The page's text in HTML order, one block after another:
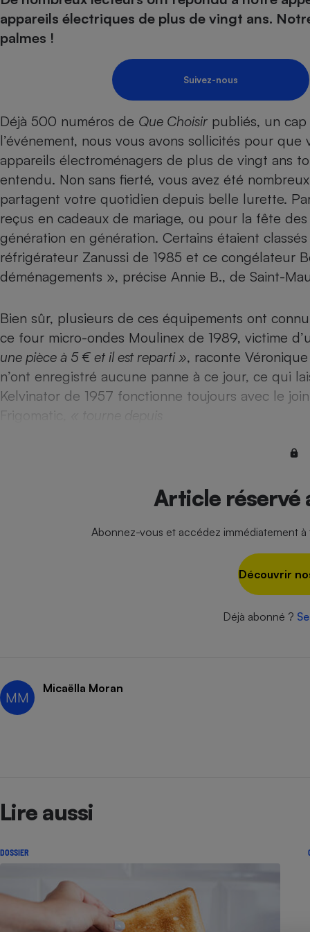
appareils électriques de plus de vingt ans.
palmes !
Suivez-nous
Déjà 500 numéros de Que Choisir ­publiés, un
l’événement, nous vous avons sollicités pour
appareils électroménagers de plus de vingt ans
entendu. Non sans fierté, vous avez été
partagent votre quotidien depuis belle lurette.
reçus en cadeaux de mariage, ou pour la fête
génération en génération. Certains étaient
réfrigérateur Zanussi de 1985 et ce congélateur
déménagements », précise ­Annie B., de Saint-
Bien sûr, plusieurs de ces équipements ont
ce four micro-ondes Moulinex de 1989, victime
une pièce à 5 € et il est reparti », raconte
n’ont enregistré aucune panne à ce jour, ce qui
Kelvinator de 1957 fonctionne toujours avec le
Frigomatic,
« tourne depuis
Article réservé
Abonnez-vous et accédez immédiatement
Découvrir
Déjà abonné ?
MM
Micaëlla Moran
Lire aussi
DOSSIER
Nutrition
Produit alimentaire
Supermarché - Drive
Complément
alimentaire
Banque - Crédit
Mutuelle
Assurance auto
Carburant
Contrôle technique -
Pièce détachée
Moto
Supermarché - Drive
Comparatif
Comparatif plaque à
Comparatif hotte
Comparatif
Comparatif aspirateur
Comparatif aspirateur
Comparatif cafetière
Comparatif robot
Gros électroménager
Petit électroménager
Lave-linge
Électricité - Gaz
Comparatif casque
Comparatif barre de
Comparatif
Comparatif
Comparatif ultrabook
Comparatif tablette
Image et son
Internet
Téléphonie
Téléviseur
Comparatif
Comparatif poêle à
Comparatif radiateur
Aménagement
Bricolage - Jardinage
Chauffage
Produit d'entretien
Radiateur électrique
Hygiène - Beauté
Maladie - Médecine -
Système de santé -
Maison de retraite
Choisir son pellet
Comparateur assurance emprunteur
Energie Moins Chère Ensemble
Tous les comparateurs
Toutes les cartes interactives
Speedtest - Testez le débit de votre
connexion Internet
nous ?